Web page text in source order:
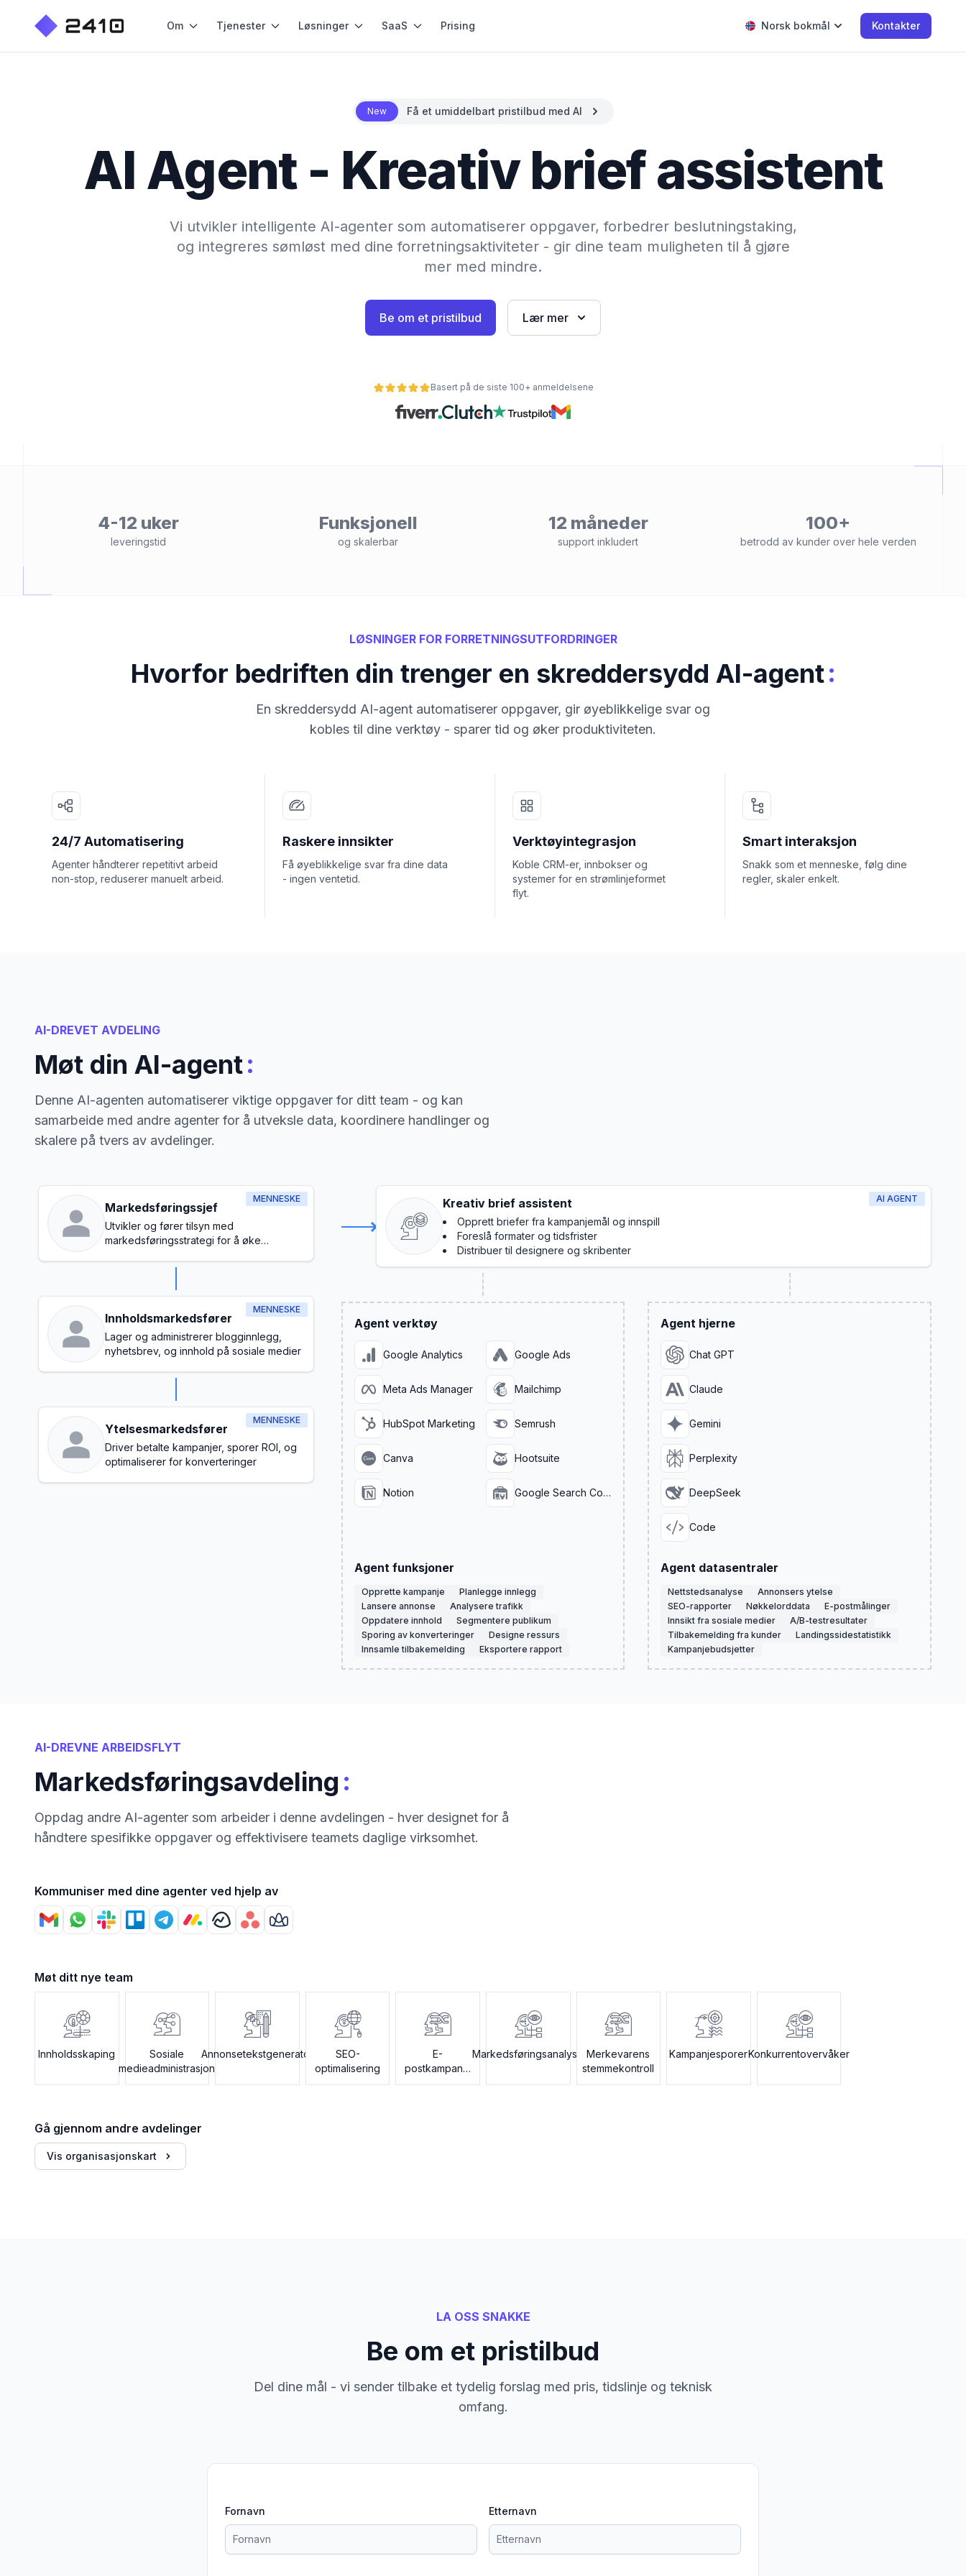
Om Tjenester Løsninger SaaS Prising Norsk bokmål Kontakter
New Få et umiddelbart pristilbud med AI
AI Agent - Kreativ brief assistent
Vi utvikler intelligente AI-agenter som automatiserer oppgaver, forbedrer beslutningstaking,
og integreres sømløst med dine forretningsaktiviteter - gir dine team muligheten til å gjøre
mer med mindre.
Be om et pristilbud Lær mer
Basert på de siste 100+ anmeldelsene
4-12 uker
leveringstid
Funksjonell
og skalerbar
12 måneder
support inkludert
100+
betrodd av kunder over hele verden
LØSNINGER FOR FORRETNINGSUTFORDRINGER
Hvorfor bedriften din trenger en skreddersydd AI-agent:
En skreddersydd AI-agent automatiserer oppgaver, gir øyeblikkelige svar og
kobles til dine verktøy - sparer tid og øker produktiviteten.
24/7 Automatisering
Agenter håndterer repetitivt arbeid
non-stop, reduserer manuelt arbeid.
Raskere innsikter
Få øyeblikkelige svar fra dine data
- ingen ventetid.
Verktøyintegrasjon
Koble CRM-er, innbokser og
systemer for en strømlinjeformet
flyt.
Smart interaksjon
Snakk som et menneske, følg dine
regler, skaler enkelt.
AI-DREVET AVDELING
Møt din AI-agent:
Denne AI-agenten automatiserer viktige oppgaver for ditt team - og kan
samarbeide med andre agenter for å utveksle data, koordinere handlinger og
skalere på tvers av avdelinger.
MENNESKE
Markedsføringssjef
Utvikler og fører tilsyn med
markedsføringsstrategi for å øke
MENNESKE
Innholdsmarkedsfører
Lager og administrerer blogginnlegg,
nyhetsbrev, og innhold på sosiale medier
MENNESKE
Ytelsesmarkedsfører
Driver betalte kampanjer, sporer ROI, og
optimaliserer for konverteringer
AI AGENT
Kreativ brief assistent
Opprett briefer fra kampanjemål og innspill
Foreslå formater og tidsfrister
Distribuer til designere og skribenter
Agent verktøy
Google Analytics Google Ads
Meta Ads Manager Mailchimp
HubSpot Marketing Semrush
Canva Hootsuite
Notion Google Search Console
Agent funksjoner
Opprette kampanje
Planlegge innlegg
Lansere annonse
Analysere trafikk
Oppdatere innhold
Segmentere publikum
Sporing av konverteringer
Designe ressurs
Innsamle tilbakemelding
Eksportere rapport
Agent hjerne
Chat GPT
Claude
Gemini
Perplexity
DeepSeek
Code
Agent datasentraler
Nettstedsanalyse
Annonsers ytelse
SEO-rapporter
Nøkkelorddata
E-postmålinger
Innsikt fra sosiale medier
A/B-testresultater
Tilbakemelding fra kunder
Landingssidestatistikk
Kampanjebudsjetter
AI-DREVNE ARBEIDSFLYT
Markedsføringsavdeling :
Oppdag andre AI-agenter som arbeider i denne avdelingen - hver designet for å
håndtere spesifikke oppgaver og effektivisere teamets daglige virksomhet.
Kommuniser med dine agenter ved hjelp av
Møt ditt nye team
Innholdsskaping
Sosiale
medieadministrasjon
Annonsetekstgenerator
SEO-
optimalisering
E-
postkampanje
bygger
Markedsføringsanalyse
Merkevarens
stemmekontroll
KampanjesporerKonkurrentovervåker
Gå gjennom andre avdelinger
Vis organisasjonskart
LA OSS SNAKKE
Be om et pristilbud
Del dine mål - vi sender tilbake et tydelig forslag med pris, tidslinje og teknisk
omfang.
Fornavn Etternavn